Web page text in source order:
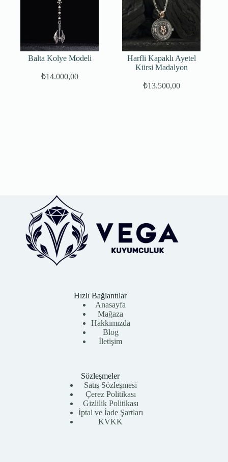
Balta Kolye Modeli
₺14.000,00
Harfli Kapaklı Ayetel
Kürsi Madalyon
₺13.500,00
Hızlı Bağlantılar
Anasayfa
Mağaza
Hakkımızda
Blog
İletişim
Sözleşmeler
Satış Sözleşmesi
Çerez Politikası
Gizlilik Politikası
İptal ve İade Şartları
KVKK